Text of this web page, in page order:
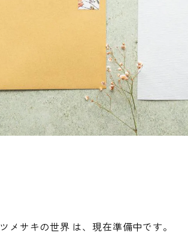
ツメサキの世界 は、現在準備中です。